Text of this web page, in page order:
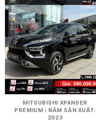
MITSUBISHI XPANDER
PREMIUM | NĂM SẢN XUẤT:
2023